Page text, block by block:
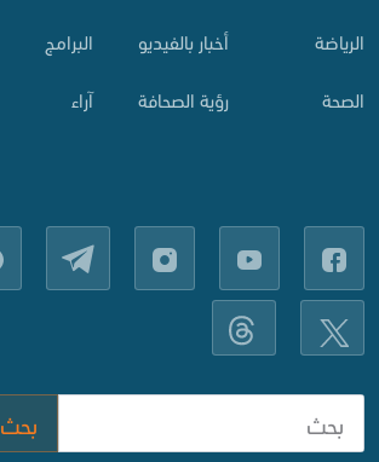
الرياضة
الصحة
أخبار بالفيديو
رؤية الصحافة
البرامج
آراء
بحث